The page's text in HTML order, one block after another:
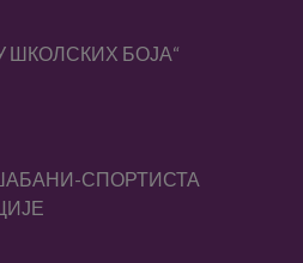
ШКОЛСКИХ БОЈА“
СПОРТИСТА